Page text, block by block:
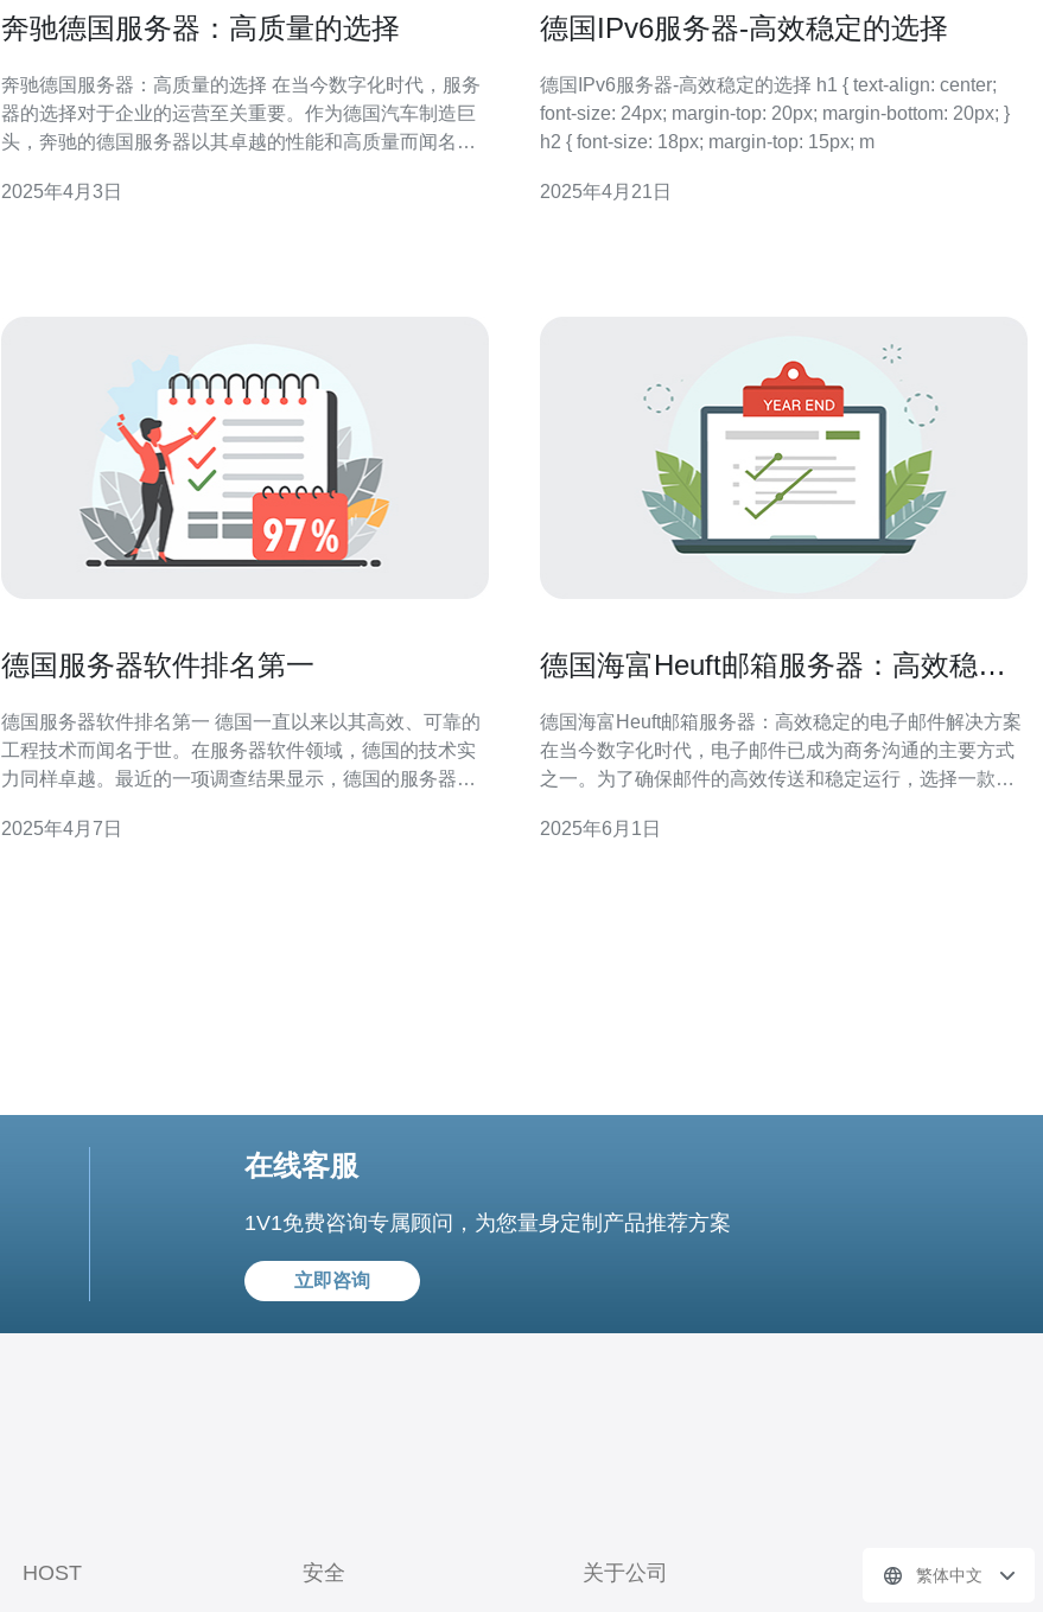
奔驰德国服务器：高质量的选择
奔驰德国服务器：高质量的选择 在当今数字化时代，服务
器的选择对于企业的运营至关重要。作为德国汽车制造巨
头，奔驰的德国服务器以其卓越的性能和高质量而闻名。
量的选择。 奔驰德国服务器以其卓越的性能脱颖而出。首
2025年4月3日
德国IPv6服务器-高效稳定的选择
德国IPv6服务器-高效稳定的选择 h1 { text-align: center;
font-size: 24px; margin-top: 20px; margin-bottom: 20px; }
h2 { font-size: 18px; margin-top: 15px; m
2025年4月21日
德国服务器软件排名第一
德国服务器软件排名第一 德国一直以来以其高效、可靠的
工程技术而闻名于世。在服务器软件领域，德国的技术实
力同样卓越。最近的一项调查结果显示，德国的服务器软
领导地位。 德国服务器软件之所以能在全球占据领先地
2025年4月7日
德国海富Heuft邮箱服务器：高效稳定
德国海富Heuft邮箱服务器：高效稳定的电子邮件解决方案
在当今数字化时代，电子邮件已成为商务沟通的主要方式
之一。为了确保邮件的高效传送和稳定运行，选择一款可
服务器解决方案，以其高效稳定的性能赢得了广泛赞誉。
2025年6月1日
在线客服
1V1免费咨询专属顾问，为您量身定制产品推荐方案
立即咨询
HOST 安全 关于公司 繁体中文